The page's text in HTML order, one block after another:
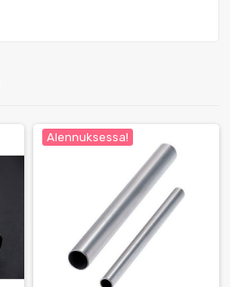
Alennuksessa!